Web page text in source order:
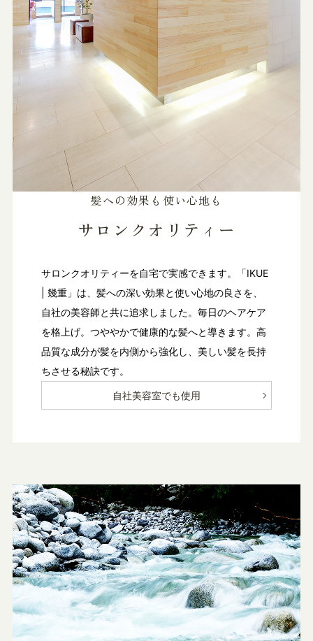
髪への効果も使い心地も
サロンクオリティー
サロンクオリティーを自宅で実感できます。「IKUE
| 幾重」は、髪への深い効果と使い心地の良さを、
自社の美容師と共に追求しました。毎日のヘアケア
を格上げ。つややかで健康的な髪へと導きます。高
品質な成分が髪を内側から強化し、美しい髪を長持
ちさせる秘訣です。
自社美容室でも使用